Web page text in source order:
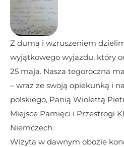
Z dumą i wzruszeniem
wyjątkowego wyjazdu, który
25 maja. Nasza tegoroczna
– wraz ze swoją opiekunką i
polskiego, Panią Wiolettą
Miejsce Pamięci i Przestrogi
Niemczech.
Wizyta w dawnym obozie